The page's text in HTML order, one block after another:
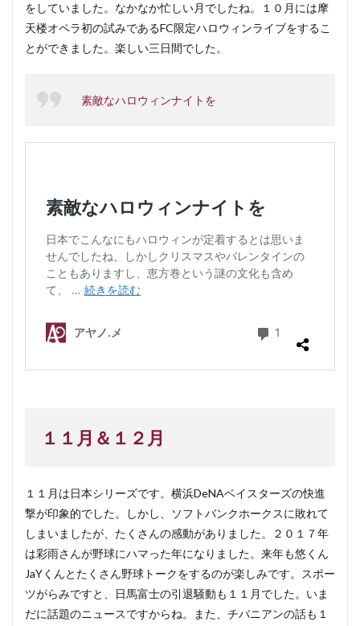
をしていました。なかなか忙しい月でしたね。１０月には摩
天楼オペラ初の試みであるFC限定ハロウィンライブをするこ
とができました。楽しい三日間でした。
素敵なハロウィンナイトを
１１月＆１２月
１１月は日本シリーズです。横浜DeNAベイスターズの快進
撃が印象的でした。しかし、ソフトバンクホークスに敗れて
しまいましたが、たくさんの感動がありました。２０１７年
は彩雨さんが野球にハマった年になりました。来年も悠くん
JaYくんとたくさん野球トークをするのが楽しみです。スポー
ツがらみですと、日馬富士の引退騒動も１１月でした。いま
だに話題のニュースですからね。また、チバニアンの話も１